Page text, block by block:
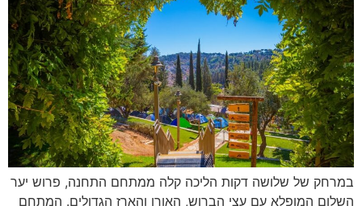
במרחק של שלושה דקות הליכה קלה ממתחם התחנה, פרוש יער
השלום המופלא עם עצי הברוש, האורן והארז הגדולים. המתחם